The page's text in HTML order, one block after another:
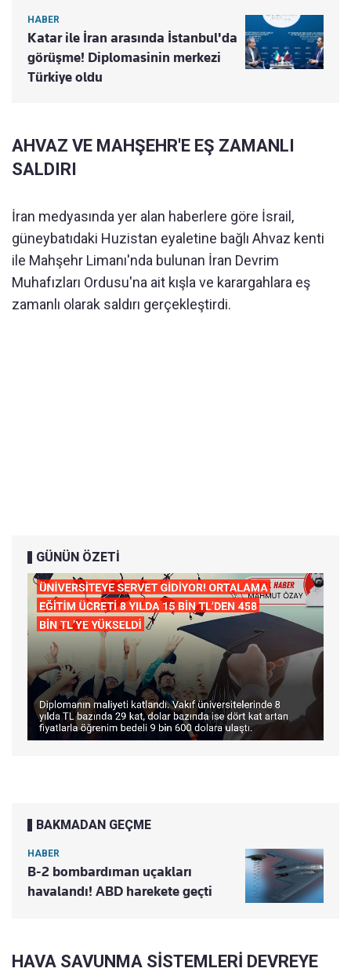
HABER
Katar ile İran arasında İstanbul'da
görüşme! Diplomasinin merkezi
Türkiye oldu
AHVAZ VE MAHŞEHR'E EŞ ZAMANLI
SALDIRI
İran medyasında yer alan haberlere göre İsrail,
güneybatıdaki Huzistan eyaletine bağlı Ahvaz kenti
ile Mahşehr Limanı'nda bulunan İran Devrim
Muhafızları Ordusu'na ait kışla ve karargahlara eş
zamanlı olarak saldırı gerçekleştirdi.
GÜNÜN ÖZETİ
BAKMADAN GEÇME
HABER
B-2 bombardıman uçakları
havalandı! ABD harekete geçti
HAVA SAVUNMA SİSTEMLERİ DEVREYE